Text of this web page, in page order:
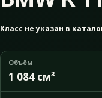
Класс не указан в
Объём
1 084 см³